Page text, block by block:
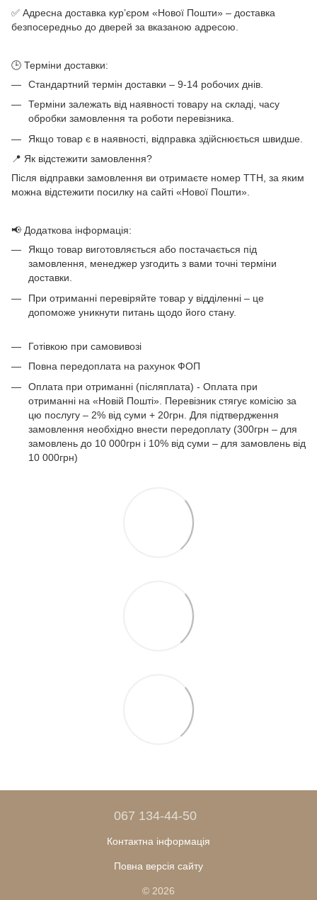
✅ Адресна доставка кур’єром «Нової Пошти» – доставка
безпосередньо до дверей за вказаною адресою.
🕒 Терміни доставки:
Стандартний термін доставки – 9-14 робочих днів.
Терміни залежать від наявності товару на складі, часу
обробки замовлення та роботи перевізника.
Якщо товар є в наявності, відправка здійснюється швидше.
📍 Як відстежити замовлення?
Після відправки замовлення ви отримаєте номер ТТН, за яким
можна відстежити посилку на сайті «Нової Пошти».
📢 Додаткова інформація:
Якщо товар виготовляється або постачається під
замовлення, менеджер узгодить з вами точні терміни
доставки.
При отриманні перевіряйте товар у відділенні – це
допоможе уникнути питань щодо його стану.
Готівкою при самовивозі
Повна передоплата на рахунок ФОП
Оплата при отриманні (післяплата) - Оплата при
отриманні на «Новій Пошті». Перевізник стягує комісію за
цю послугу – 2% від суми + 20грн. Для підтвердження
замовлення необхідно внести передоплату (300грн – для
замовлень до 10 000грн і 10% від суми – для замовлень від
10 000грн)
067 134-44-50
Контактна інформація
Повна версія сайту
© 2026